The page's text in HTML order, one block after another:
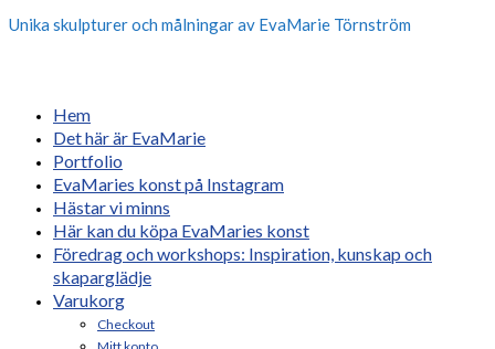
Unika skulpturer och målningar av EvaMarie Törnström
Hem
Det här är EvaMarie
Portfolio
EvaMaries konst på Instagram
Hästar vi minns
Här kan du köpa EvaMaries konst
Föredrag och workshops: Inspiration, kunskap och
skaparglädje
Varukorg
Checkout